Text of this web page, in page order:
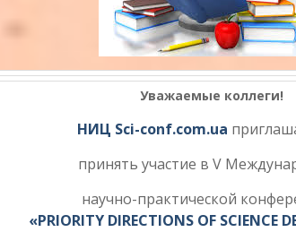
Уважаемые коллеги!
НИЦ Sci-conf.com.ua
принять участие в V
научно-практической
«PRIORITY DIRECTIONS OF SCIENCE